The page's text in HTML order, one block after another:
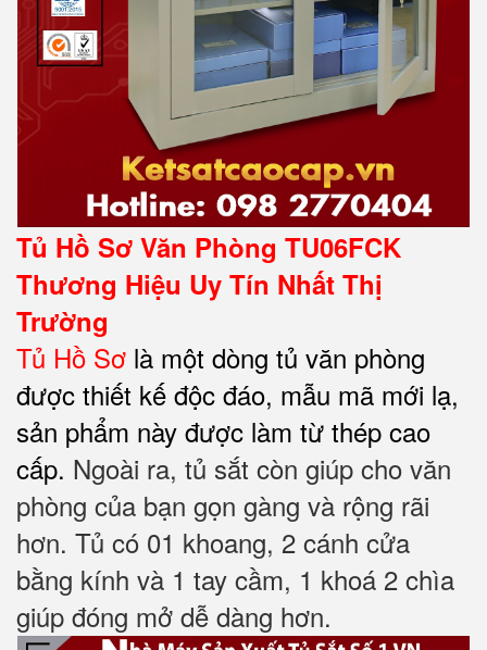
Tủ Hồ Sơ Văn Phòng TU06FCK
Thương Hiệu Uy Tín Nhất Thị
Trường
Tủ Hồ Sơ là một dòng tủ văn phòng
được thiết kế độc đáo, mẫu mã mới lạ,
sản phẩm này được làm từ thép cao
cấp. Ngoài ra, tủ sắt còn giúp cho văn
phòng của bạn gọn gàng và rộng rãi
hơn. Tủ có 01 khoang, 2 cánh cửa
bằng kính và 1 tay cầm, 1 khoá 2 chìa
giúp đóng mở dễ dàng hơn.